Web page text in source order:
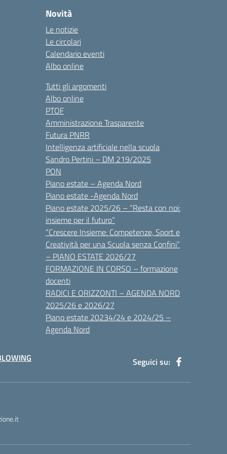
Novità
Le notizie
Le circolari
Calendario eventi
Albo online
Tutti gli argomenti
Albo online
PTOF
Amministrazione Trasparente
Futura PNRR
Intelligenza artificiale nella scuola
Sandro Pertini – DM 219/2025
PON
Piano estate – Agenda Nord
Piano estate -Agenda Nord
Piano estate 2025/26 – “Resta con noi:
insieme per il futuro”
“Crescere Insieme: Competenze, Sport e
Creatività per una Scuola senza Confini”
– PIANO ESTATE 2026/27
FORMAZIONE IN CORSO – formazione
docenti
RADICI E ORIZZONTI – AGENDA NORD
2025/26 e 2026/27
Piano estate 20234/24 e 2024/25 –
Agenda Nord
Seguici su: